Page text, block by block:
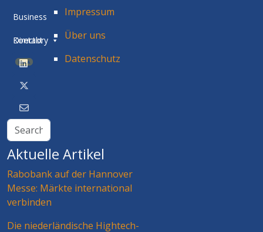
Business
Directory
BETA
Kontakt
Impressum
Über uns
Datenschutz
Aktuelle Artikel
Rabobank auf der Hannover
Messe: Märkte international
verbinden
Die niederländische Hightech-